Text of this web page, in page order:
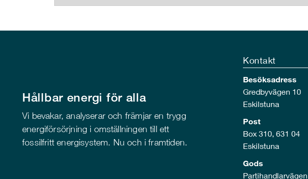
Hållbar energi för alla
Vi bevakar, analyserar och främjar en trygg
energiförsörjning i omställningen till ett
fossilfritt energisystem. Nu och i framtiden.
Kontakt
Besöksadress
Gredbyvägen 10
Eskilstuna
Post
Box 310, 631 04
Eskilstuna
Gods
Partihandlarvägen